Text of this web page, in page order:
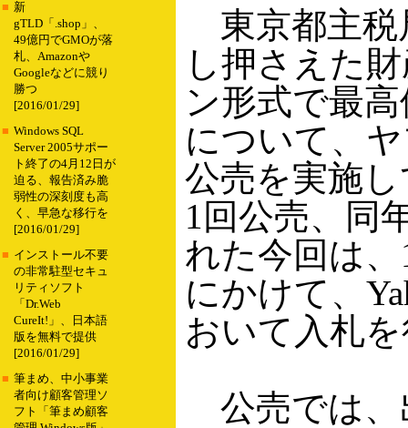
■ 新
gTLD「.shop」、
49億円でGMOが落
札、Amazonや
Googleなどに競り
勝つ
[2016/01/29]
■ Windows SQL
Server 2005サポー
ト終了の4月12日が
迫る、報告済み脆
弱性の深刻度も高
く、早急な移行を
[2016/01/29]
■ インストール不要
の非常駐型セキュ
リティソフト
「Dr.Web
CureIt!」、日本語
版を無料で提供
[2016/01/29]
■ 筆まめ、中小事業
者向け顧客管理ソ
フト「筆まめ顧客
東京都主税
し押さえた
ン形式で最
について、
公売を実施
1回公売、同
れた今回は
にかけて、
おいて入札
公売では、